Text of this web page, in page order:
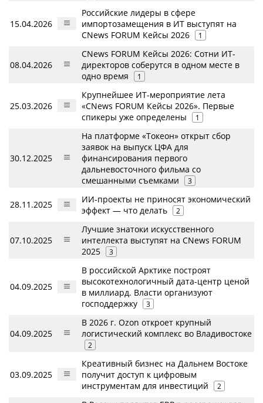
15.04.2026
Российские лидеры в сфере
импортозамещения в ИТ выступят на
CNews FORUM Кейсы 2026
1
08.04.2026
CNews FORUM Кейсы 2026: Сотни ИТ-
директоров соберутся в одном месте в
одно время
1
25.03.2026
Крупнейшее ИТ-мероприятие лета
«CNews FORUM Кейсы 2026». Первые
спикеры уже определены
1
30.12.2025
На платформе «Токеон» открыт сбор
заявок на выпуск ЦФА для
финансирования первого
дальневосточного фильма со
смешанными съемками
3
28.11.2025
ИИ-проекты не приносят экономический
эффект — что делать
2
07.10.2025
Лучшие знатоки искусственного
интеллекта выступят на CNews FORUM
2025
3
04.09.2025
В российской Арктике построят
высокотехнологичный дата-центр ценой
в миллиард. Власти организуют
господдержку
3
04.09.2025
В 2026 г. Ozon откроет крупный
логистический комплекс во Владивостоке
2
03.09.2025
Креативный бизнес на Дальнем Востоке
получит доступ к цифровым
инструментам для инвестиций
2